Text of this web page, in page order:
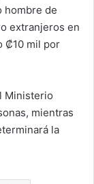
hombre de
extranjeros en
₡10 mil por
Ministerio
mientras
la